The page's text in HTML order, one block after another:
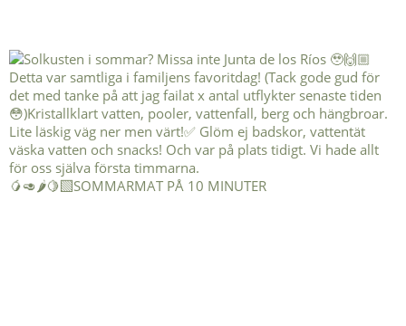
🥭🥑🌶️🍋‍🟩SOMMARMAT PÅ 10 MINUTER